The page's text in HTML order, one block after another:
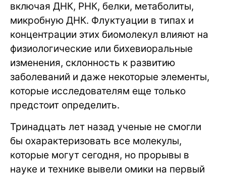
включая ДНК, РНК, белки, метаболиты,
микробную ДНК. Флуктуации в типах и
концентрации этих биомолекул влияют на
физиологические или бихевиоральные
изменения, склонность к развитию
заболеваний и даже некоторые элементы,
которые исследователям еще только
предстоит определить.
Тринадцать лет назад ученые не смогли
бы охарактеризовать все молекулы,
которые могут сегодня, но прорывы в
науке и технике вывели омики на первый